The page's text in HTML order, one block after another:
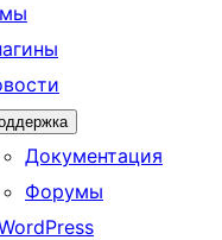
Документация
Форумы